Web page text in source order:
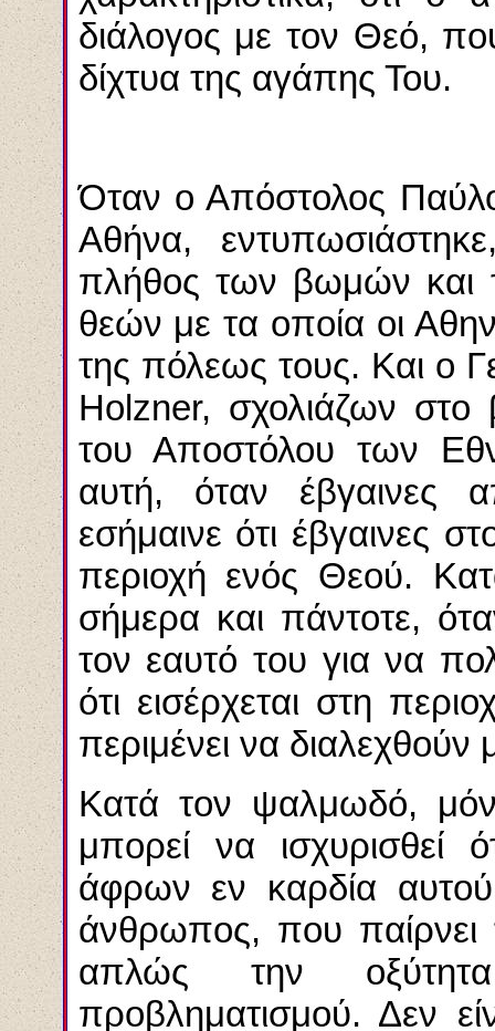
διάλογος με τον Θεό,
δίχτυα της αγάπης Του.
Όταν ο Απόστολος
Αθήνα,
πλήθος των βωμών και
θεών με τα οποία οι
της πόλεως τους. Και ο
Holzner, σχολιάζων στο
του Αποστόλου των
αυτή, όταν έβγαινες
εσήμαινε ότι έβγαινες
περιοχή ενός Θεού.
σήμερα και πάντοτε,
τον εαυτό του για να
ότι εισέρχεται στη
περιμένει να διαλεχθούν
Κατά τον ψαλμωδό,
μπορεί να ισχυρισθεί
άφρων εν καρδία
άνθρωπος, που παίρνει
απλώς την
προβληματισμού. Δεν